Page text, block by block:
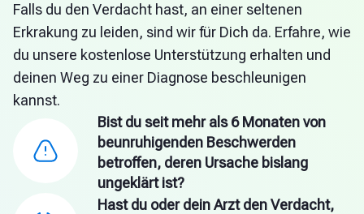
Falls du den Verdacht hast, an einer seltenen
Erkrakung zu leiden, sind wir für Dich da. Erfahre, wie
du unsere kostenlose Unterstützung erhalten und
deinen Weg zu einer Diagnose beschleunigen
kannst.
Bist du seit mehr als 6 Monaten von
beunruhigenden Beschwerden
betroffen, deren Ursache bislang
ungeklärt ist?
Hast du oder dein Arzt den Verdacht,